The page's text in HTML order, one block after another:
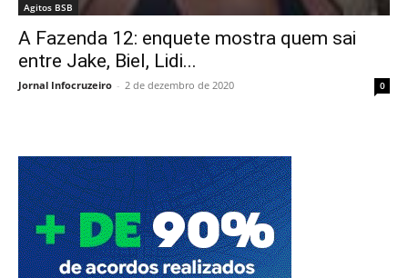
Agitos BSB
A Fazenda 12: enquete mostra quem sai
entre Jake, Biel, Lidi...
Jornal Infocruzeiro - 2 de dezembro de 2020 0